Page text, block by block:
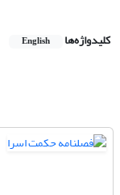
کلیدواژه‌ها English